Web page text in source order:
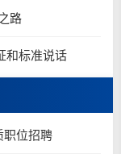
路
和标准说话
职位招聘